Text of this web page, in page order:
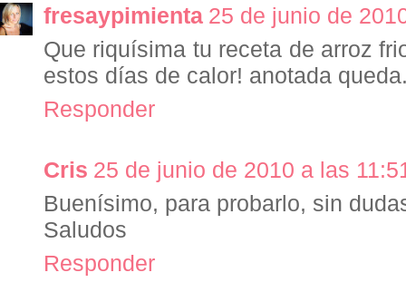
fresaypimienta 25 de junio de
Que riquísima tu receta de arroz
estos días de calor! anotada
Responder
Cris 25 de junio de 2010 a las
Buenísimo, para probarlo, sin
Saludos
Responder